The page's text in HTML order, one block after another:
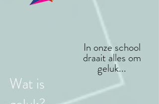
In onze school
draait alles om
geluk...
Wat is